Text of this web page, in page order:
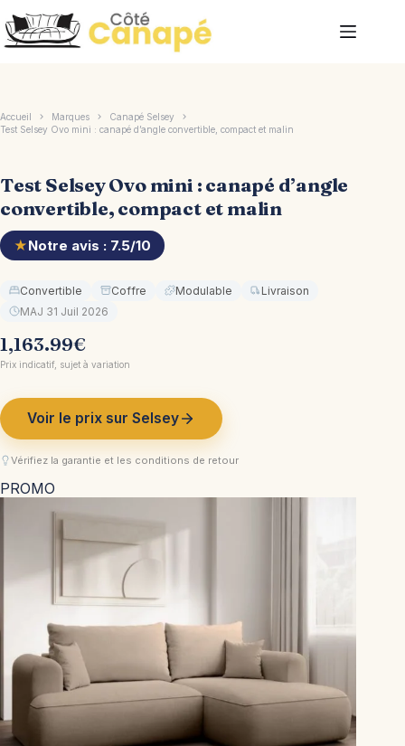
au
contenu
Accueil Marques
Canapé Selsey
Test Selsey Ovo mini : canapé d’angle convertible, compact et malin
PROMO
Test Selsey Ovo mini : canapé d’angle
convertible, compact et malin
★Notre avis : 7.5/10
Convertible Coffre Modulable
Livraison
MAJ 31 Juil 2026
1,163.99€
Prix indicatif, sujet à variation
Voir le prix sur Selsey
Vérifiez la garantie et les conditions de retour